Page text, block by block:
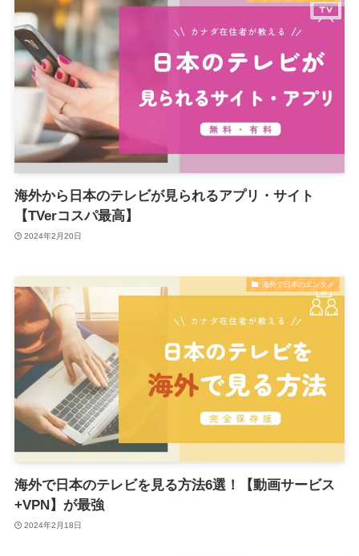
海外から日本のテレビが見られるアプリ・サイト
【TVerコスパ最高】
2024年2月20日
海外で日本のエンタメ
海外で日本のテレビを見る方法6選！【動画サービス
+VPN】が最強
2024年2月18日